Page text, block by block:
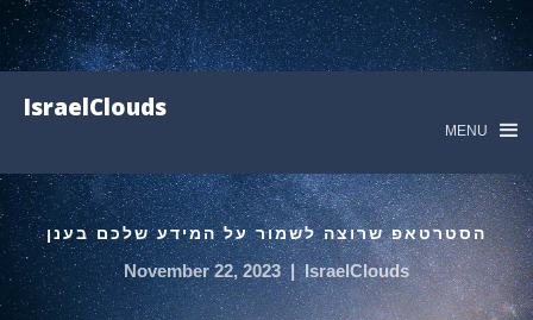
IsraelClouds
MENU
הסטרטאפ שרוצה לשמור על המידע שלכם בענן
IsraelClouds
|
November 22, 2023